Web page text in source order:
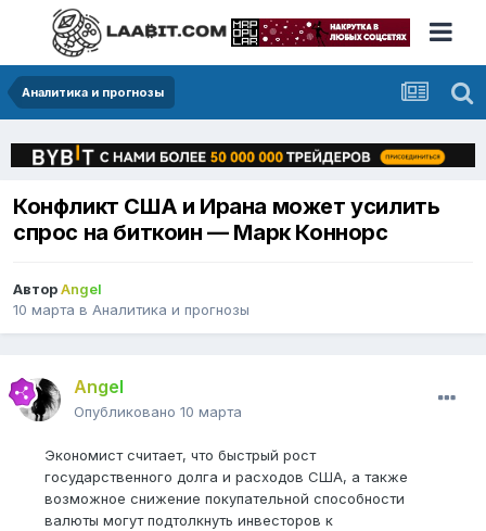
Аналитика и прогнозы
Конфликт США и Ирана может усилить
спрос на биткоин — Марк Коннорс
АвторAngel
10 марта в Аналитика и прогнозы
Angel
Опубликовано 10 марта
Экономист считает, что быстрый рост
государственного долга и расходов США, а также
возможное снижение покупательной способности
валюты могут подтолкнуть инвесторов к